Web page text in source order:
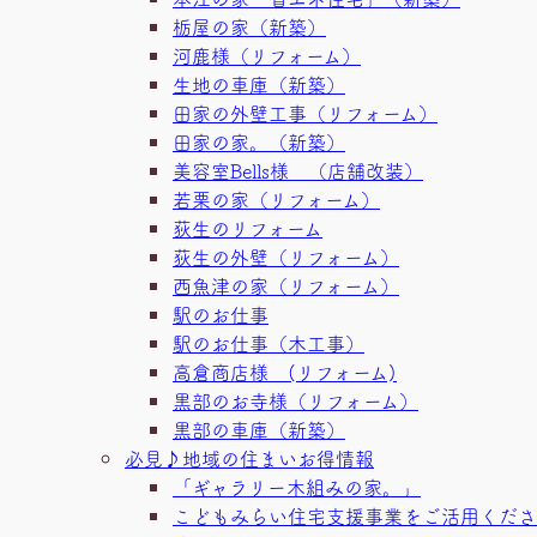
栃屋の家（新築）
河鹿様（リフォーム）
生地の車庫（新築）
田家の外壁工事（リフォーム）
田家の家。（新築）
美容室Bells様 （店舗改装）
若栗の家（リフォーム）
荻生のリフォーム
荻生の外壁（リフォーム）
西魚津の家（リフォーム）
駅のお仕事
駅のお仕事（木工事）
高倉商店様 (リフォーム)
黒部のお寺様（リフォーム）
黒部の車庫（新築）
必見♪地域の住まいお得情報
「ギャラリー木組みの家。」
こどもみらい住宅支援事業をご活用くだ